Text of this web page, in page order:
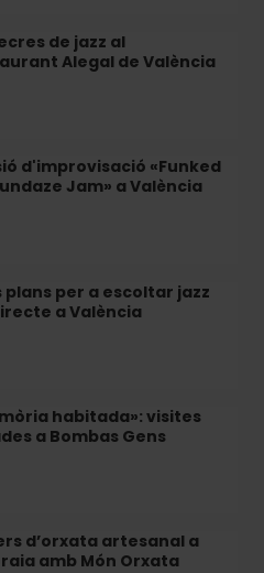
de jazz al
Alegal de València
d'improvisació «Funked
Jam» a València
plans per a escoltar jazz
a València
habitada»: visites
a Bombas Gens
d’orxata artesanal a
amb Món Orxata